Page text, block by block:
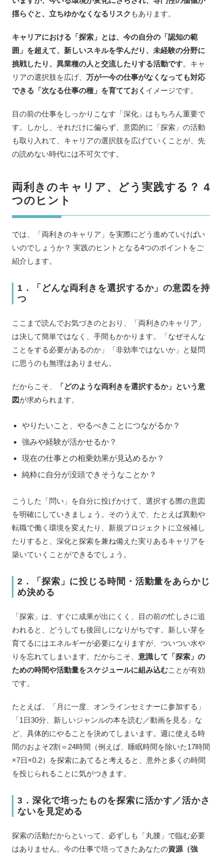
揺らぐと、立ちゆかなくなるリスク もあります。
キャリアにおける「探索」とは、今の自分の「認知の範
囲」を超えて、新しいスキルを学んだり、未経験の分野に
挑戦したり、異業種の人と交流したりする活動です。キャ
リアの選択肢を広げ、 万が一今の仕事がなくなっても対応
できる「次なる仕事の種」を育てておく イメージです。
目の前の仕事をしっかりこなす「深化」はもちろん重要で
す。しかし、それだけに偏らず、意図的に「探索」の活動
も取り入れて、キャリアの選択肢を広げていくことが、先
の読めない時代には不可欠です。
両利きのキャリア、どう実践する？ 4
つのヒント
では、「両利きのキャリア」を実際にどう進めていけばい
いのでしょうか？ 実践のヒントとなる4つのポイントをご
紹介します。
1．「どんな両利きを選択するか」の意図を持
つ
ここまで読んでお気づきのとおり、「両利きのキャリア」
は決して簡単ではなく、手間もかかります。「なぜそんな
ことをする必要があるのか」「非効率ではないか」と疑問
に思うのも無理はありません。
だからこそ、
「どのような両利きを選択するか」という意
図が求められます。
やりたいこと、やるべきことにつながるか？
強みや経験が活かせるか？
現在の仕事との相乗効果が見込めるか？
純粋に自分が没頭できそうなことか？
こうした「問い」を自分に投げかけて、選択する際の意図
を明確にしていきましょう。そのうえで、たとえば異動や
転職で働く環境を変えたり、新規プロジェクトに立候補し
たりすると、深化と探索を兼ね備えた実りあるキャリアを
築いていくことができるでしょう。
2．「探索」に投じる時間・活動量をあらかじ
め決める
「探索」は、すぐに成果が出にくく、目の前の忙しさに追
われると、どうしても後回しになりがちです。新しい芽を
育てるにはエネルギーが必要になりますが、ついつい水や
りを忘れてしまいます。だからこそ、 意識して「探索」の
ための時間や活動量をスケジュールに組み込むことが有効
です。
たとえば、「月に一度、オンラインセミナーに参加する」
「1日30分、新しいジャンルの本を読む／動画を見る」な
ど、具体的にやることを決めてしまいます。週に使える時
間のおよそ2割＝24時間（例えば、睡眠時間を除いた17時間
×7日×0.2）を探索にあてると考えると、意外と多くの時間
を投じられることに気がつきます。
3．深化で培ったものを探索に活かす／活かさ
ないを見定める
探索の活動だからといって、必ずしも「丸腰」で臨む必要
はありません。今の仕事で培ってきたあなたの資源（強